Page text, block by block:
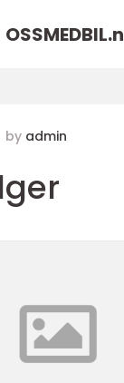
OSSMEDBIL.
by admin